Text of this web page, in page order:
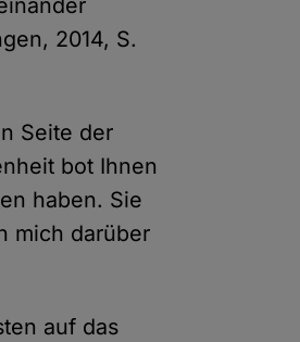
2014, S.
Seite der
bot Ihnen
haben. Sie
mich darüber
auf das